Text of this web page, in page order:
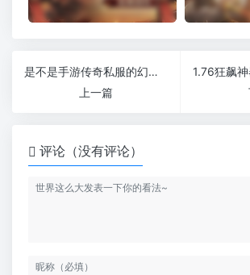
是不是手游传奇私服的幻影老板们很给力
上一篇
评论（没有评论）